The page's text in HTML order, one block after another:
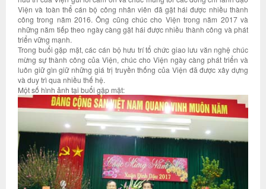
Viện và toàn thể cán bộ công nhân viên đã gặt hái được nhiều thành
công trong năm 2016. Ông cũng chúc cho Viện trong năm 2017 và
những năm tiếp theo ngày càng gặt hái được nhiều thành công và phát
triển vững mạnh.
Trong buổi gặp mặt, các cán bộ hưu trí tổ chức giao lưu văn nghệ chúc
mừng sự thành công của Viện, chúc cho Viện ngày càng phát triển và
luôn giữ gìn giữ những giá trị truyền thống của Viện đã được xây dựng
và duy trì qua nhiều thế hệ.
Một số hình ảnh tại buổi gặp mặt: